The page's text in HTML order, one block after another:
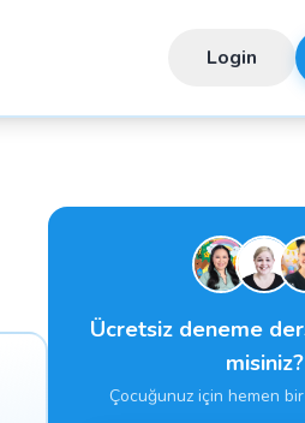
Login
Ücretsiz deneme
misiniz?
Çocuğunuz için hemen